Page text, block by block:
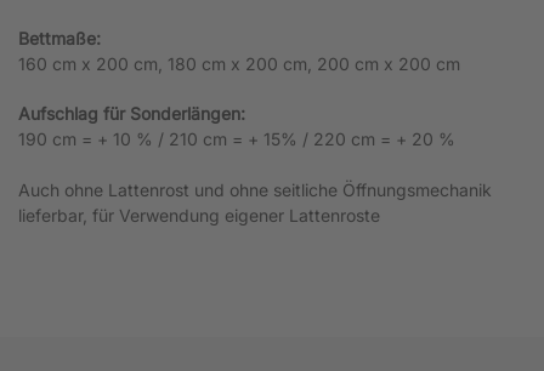
Bettmaße:
160 cm x 200 cm, 180 cm x 200 cm, 200 cm x 200 cm
Aufschlag für Sonderlängen:
190 cm = + 10 % / 210 cm = + 15% / 220 cm = + 20 %
Auch ohne Lattenrost und ohne seitliche Öffnungsmechanik
lieferbar, für Verwendung eigener Lattenroste